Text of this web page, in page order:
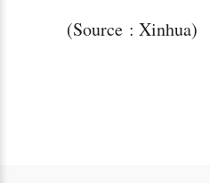
(Source : Xinhua)